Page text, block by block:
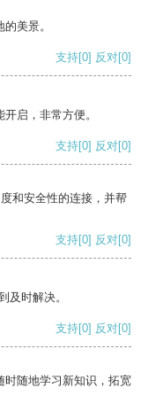
美景。
支持[0] 反对[0]
启，非常方便。
支持[0] 反对[0]
和安全性的连接，并帮
支持[0] 反对[0]
及时解决。
支持[0] 反对[0]
时随地学习新知识，拓宽